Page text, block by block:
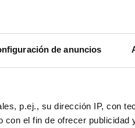
de anuncios
p.ej., su dirección IP, con
el fin de ofrecer publicidad